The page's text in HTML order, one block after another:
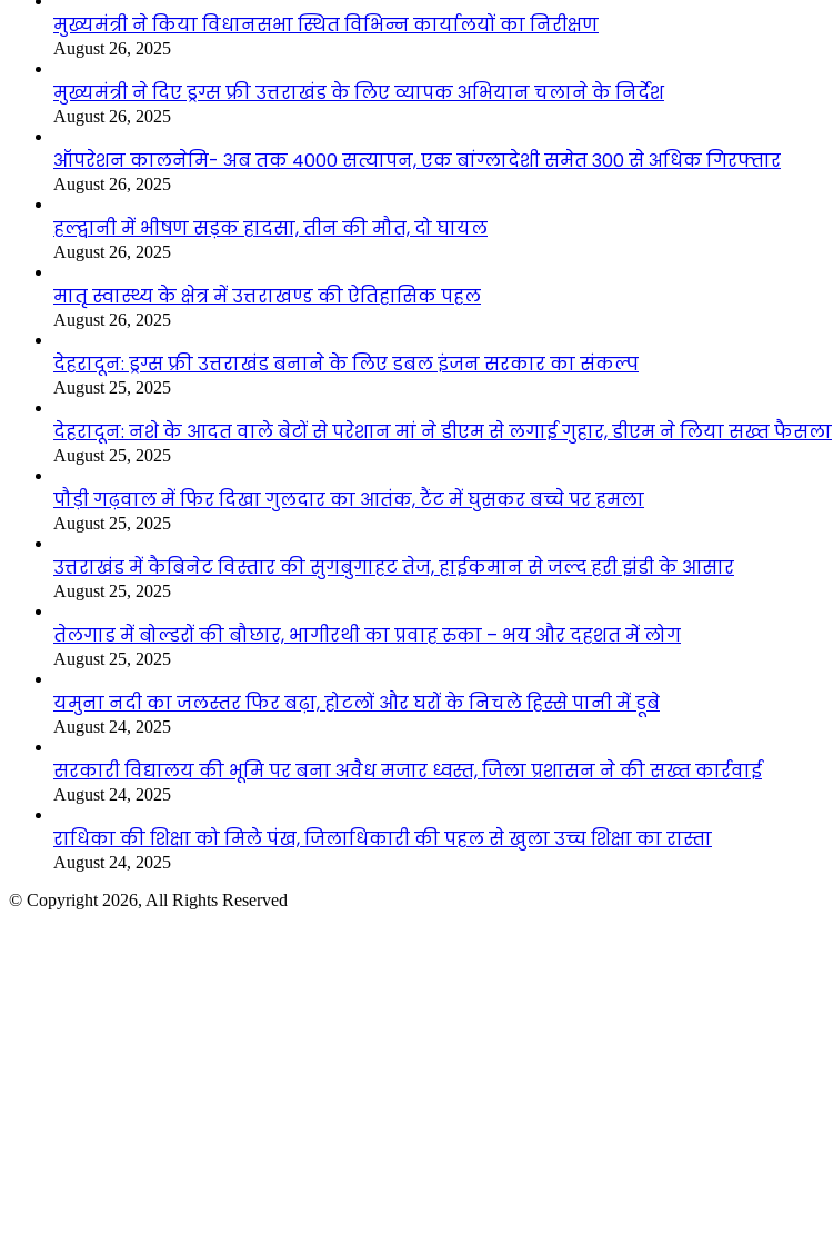
मुख्यमंत्री ने किया विधानसभा स्थित विभिन्न कार्यालयों का निरीक्षण
August 26, 2025
मुख्यमंत्री ने दिए ड्रग्स फ्री उत्तराखंड के लिए व्यापक अभियान चलाने के निर्देश
August 26, 2025
ऑपरेशन कालनेमि- अब तक 4000 सत्यापन, एक बांग्लादेशी समेत 300 से अधिक गिरफ्तार
August 26, 2025
हल्द्वानी में भीषण सड़क हादसा, तीन की मौत, दो घायल
August 26, 2025
मातृ स्वास्थ्य के क्षेत्र में उत्तराखण्ड की ऐतिहासिक पहल
August 26, 2025
देहरादून: ड्रग्स फ्री उत्तराखंड बनाने के लिए डबल इंजन सरकार का संकल्प
August 25, 2025
देहरादून: नशे के आदत वाले बेटों से परेशान मां ने डीएम से लगाई गुहार, डीएम ने लिया सख्त फैसला
August 25, 2025
पौड़ी गढ़वाल में फिर दिखा गुलदार का आतंक, टैंट में घुसकर बच्चे पर हमला
August 25, 2025
उत्तराखंड में कैबिनेट विस्तार की सुगबुगाहट तेज, हाईकमान से जल्द हरी झंडी के आसार
August 25, 2025
तेलगाड में बोल्डरों की बौछार, भागीरथी का प्रवाह रुका – भय और दहशत में लोग
August 25, 2025
यमुना नदी का जलस्तर फिर बढ़ा, होटलों और घरों के निचले हिस्से पानी में डूबे
August 24, 2025
सरकारी विद्यालय की भूमि पर बना अवैध मजार ध्वस्त, जिला प्रशासन ने की सख्त कार्रवाई
August 24, 2025
राधिका की शिक्षा को मिले पंख, जिलाधिकारी की पहल से खुला उच्च शिक्षा का रास्ता
August 24, 2025
© Copyright 2026, All Rights Reserved